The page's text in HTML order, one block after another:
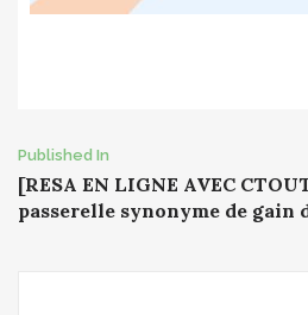
Post
navigation
Published In
[RESA EN LIGNE AVEC
passerelle synonyme de gain